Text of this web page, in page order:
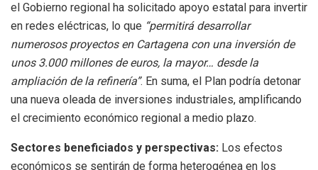
el Gobierno regional ha solicitado apoyo estatal para invertir
en redes eléctricas, lo que “permitirá desarrollar
numerosos proyectos en Cartagena con una inversión de
unos 3.000 millones de euros, la mayor… desde la
ampliación de la refinería”. En suma, el Plan podría detonar
una nueva oleada de inversiones industriales, amplificando
el crecimiento económico regional a medio plazo.
Sectores beneficiados y perspectivas: Los efectos
económicos se sentirán de forma heterogénea en los